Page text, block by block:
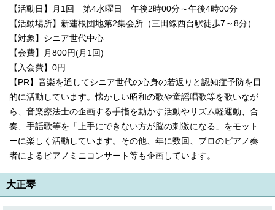
【活動日】月1回 第4水曜日 午後2時00分～午後4時00分
【活動場所】新蓮根団地第2集会所（三田線西台駅徒歩7～8分）
【対象】シニア世代中心
【会費】月800円(月1回)
【入会費】0円
【PR】音楽を通してシニア世代の心身の若返りと認知症予防を目
的に活動しています。懐かしい昭和の歌や童謡唱歌等を歌いなが
ら、音楽療法士の企画する手指を動かす活動やリズム軽運動、合
奏、手話歌等を「上手にできない方が脳の刺激になる」をモット
ーに楽しく活動しています。その他、年に数回、プロのピアノ奏
者によるピアノミニコンサート等も企画しています。
大正琴